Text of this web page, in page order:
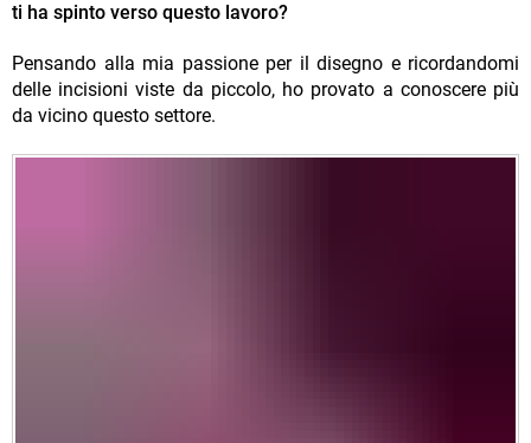
ti ha spinto verso questo lavoro?
Pensando alla mia passione per il disegno e ricordandomi
delle incisioni viste da piccolo, ho provato a conoscere più
da vicino questo settore.